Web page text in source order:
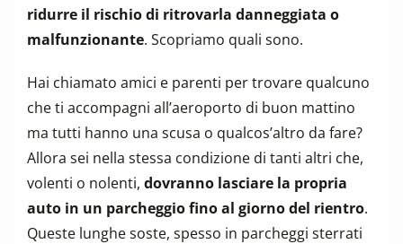
ridurre il rischio di ritrovarla danneggiata o
malfunzionante. Scopriamo quali sono.
Hai chiamato amici e parenti per trovare qualcuno
che ti accompagni all’aeroporto di buon mattino
ma tutti hanno una scusa o qualcos’altro da fare?
Allora sei nella stessa condizione di tanti altri che,
volenti o nolenti, dovranno lasciare la propria
auto in un parcheggio fino al giorno del rientro.
Queste lunghe soste, spesso in parcheggi sterrati